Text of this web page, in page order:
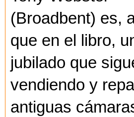
(Broadbent) es,
que en el libro,
jubilado que
vendiendo y
antiguas